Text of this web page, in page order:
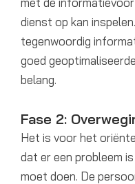
dienst op kan
tegenwoordig
goed
belang.
Fase 2:
Het is voor het
dat er een probleem
moet doen. De